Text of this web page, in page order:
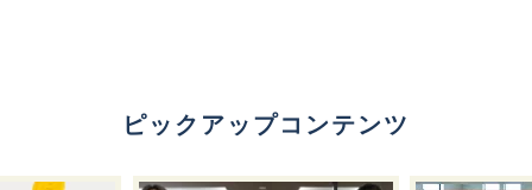
ピックアップコンテンツ